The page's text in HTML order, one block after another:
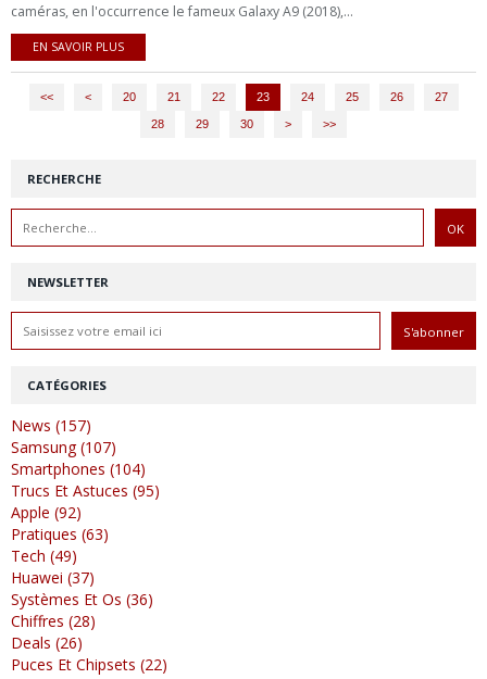
caméras, en l'occurrence le fameux Galaxy A9 (2018),...
EN SAVOIR PLUS
<< < 10
20 21 22 23 24 25 26 27
28 29 30 > >>
NEWSLETTER
RECHERCHE
CATÉGORIES
News (157)
Samsung (107)
Smartphones (104)
Trucs Et Astuces (95)
Apple (92)
Pratiques (63)
Tech (49)
Huawei (37)
Systèmes Et Os (36)
Chiffres (28)
Deals (26)
Puces Et Chipsets (22)